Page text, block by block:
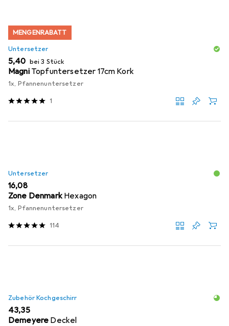
MENGENRABATT
Untersetzer
EUR
5,40 bei 3 Stück
Magni Topfuntersetzer 17cm Kork
1x, Pfannenuntersetzer
1
Untersetzer
EUR
16,08
Zone Denmark Hexagon
1x, Pfannenuntersetzer
114
Zubehör Kochgeschirr
EUR
43,35
Demeyere Deckel